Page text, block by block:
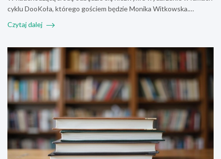
cyklu DooKoła, którego gościem będzie Monika Witkowska.…
Czytaj dalej